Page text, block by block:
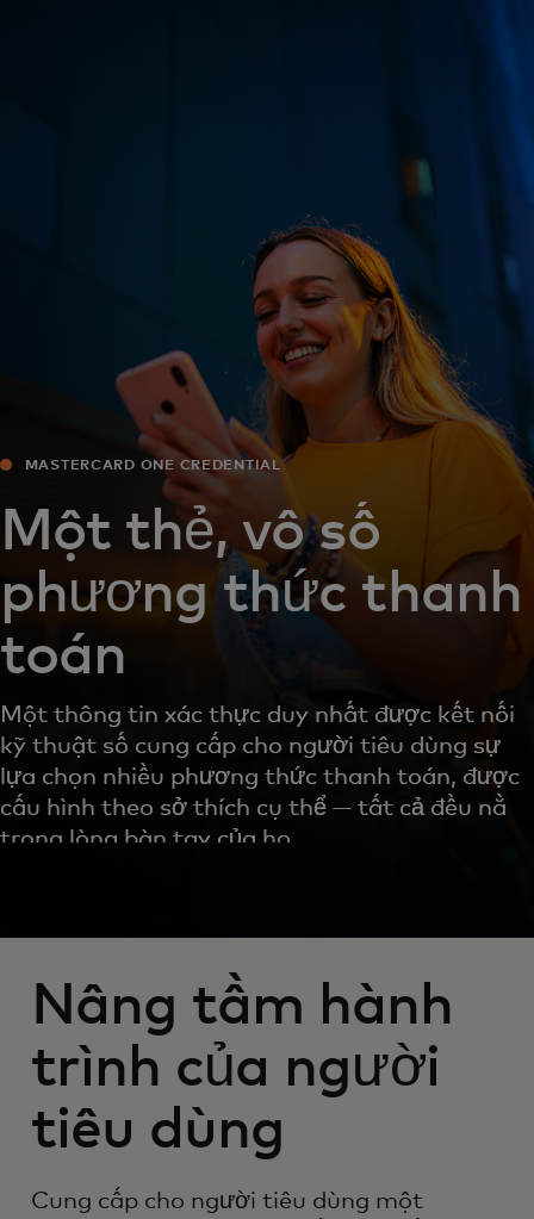
Dành cho nhà đổi mới
Tin tức và xu hướng
MASTERCARD ONE CREDENTIAL
Một thẻ, vô số
phương thức thanh
toán
Một thông tin xác thực duy nhất được kết nối
kỹ thuật số cung cấp cho người tiêu dùng sự
lựa chọn nhiều phương thức thanh toán, được
cấu hình theo sở thích cụ thể — tất cả đều nằm
trong lòng bàn tay của họ.
Nâng tầm hành
trình của người
tiêu dùng
Cung cấp cho người tiêu dùng một